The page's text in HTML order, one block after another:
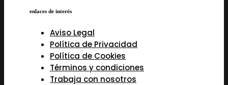
enlaces de interés
Aviso Legal
Política de Privacidad
Política de Cookies
Términos y condiciones
Trabaja con nosotros